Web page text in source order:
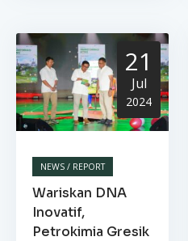
21
Jul
2024
NEWS / REPORT
Wariskan DNA
Inovatif,
Petrokimia Gresik